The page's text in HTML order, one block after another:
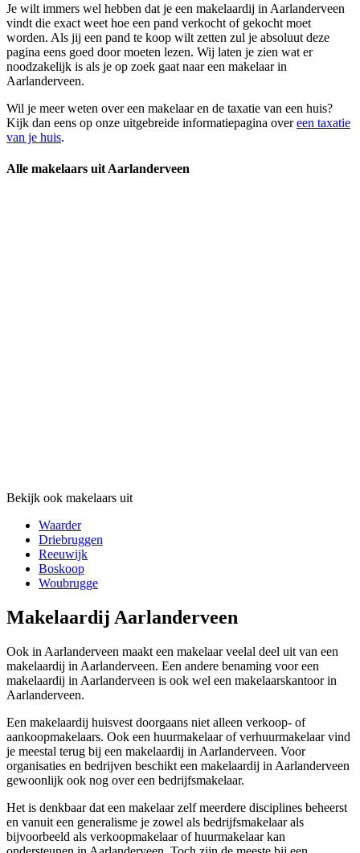
Je wilt immers wel hebben dat je een makelaardij in Aarlanderveen
vindt die exact weet hoe een pand verkocht of gekocht moet
worden. Als jij een pand te koop wilt zetten zul je absoluut deze
pagina eens goed door moeten lezen. Wij laten je zien wat er
noodzakelijk is als je op zoek gaat naar een makelaar in
Aarlanderveen.
Wil je meer weten over een makelaar en de taxatie van een huis?
Kijk dan eens op onze uitgebreide informatiepagina overeen taxatie
van je huis.
Alle makelaars uit Aarlanderveen
Bekijk ook makelaars uit
Waarder
Driebruggen
Reeuwijk
Boskoop
Woubrugge
Makelaardij Aarlanderveen
Ook in Aarlanderveen maakt een makelaar veelal deel uit van een
makelaardij in Aarlanderveen. Een andere benaming voor een
makelaardij in Aarlanderveen is ook wel een makelaarskantoor in
Aarlanderveen.
Een makelaardij huisvest doorgaans niet alleen verkoop- of
aankoopmakelaars. Ook een huurmakelaar of verhuurmakelaar vind
je meestal terug bij een makelaardij in Aarlanderveen. Voor
organisaties en bedrijven beschikt een makelaardij in Aarlanderveen
gewoonlijk ook nog over een bedrijfsmakelaar.
Het is denkbaar dat een makelaar zelf meerdere disciplines beheerst
en vanuit een generalisme je zowel als bedrijfsmakelaar als
bijvoorbeeld als verkoopmakelaar of huurmakelaar kan